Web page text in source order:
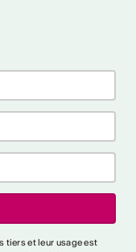
tiers et leur usage est